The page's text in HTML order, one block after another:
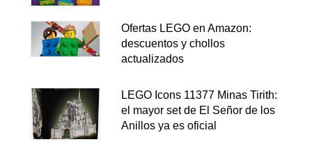
Ofertas LEGO en Amazon:
descuentos y chollos
actualizados
LEGO Icons 11377 Minas Tirith:
el mayor set de El Señor de los
Anillos ya es oficial